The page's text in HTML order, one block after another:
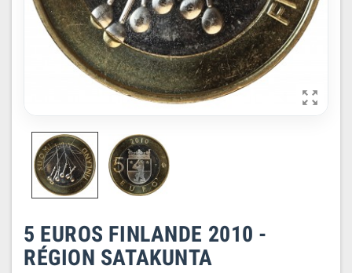

5 EUROS FINLANDE 2010 -
RÉGION SATAKUNTA